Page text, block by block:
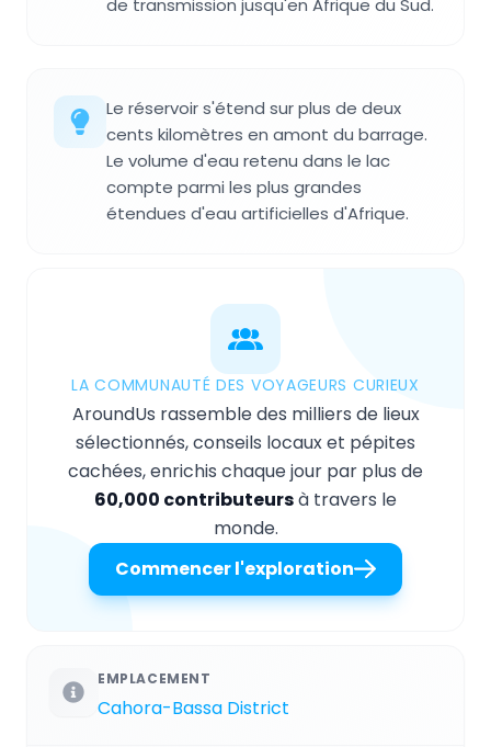
de transmission jusqu'en Afrique du Sud.
Le réservoir s'étend sur plus de deux
cents kilomètres en amont du barrage.
Le volume d'eau retenu dans le lac
compte parmi les plus grandes
étendues d'eau artificielles d'Afrique.
LA COMMUNAUTÉ DES VOYAGEURS CURIEUX
AroundUs rassemble des milliers de lieux
sélectionnés, conseils locaux et pépites
cachées, enrichis chaque jour par plus de
60,000 contributeursà travers le
monde.
Commencer l'exploration
EMPLACEMENT
Cahora-Bassa District